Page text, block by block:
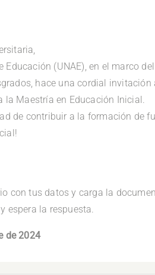
Educación (UNAE), en el marco
hace una cordial
la Maestría en Educación Inicial.
de contribuir a la formación de
con tus datos y carga la
espera la respuesta.
de 2024